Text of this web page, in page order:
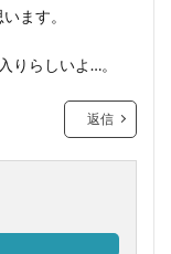
ます。
りらしいよ…。
返信